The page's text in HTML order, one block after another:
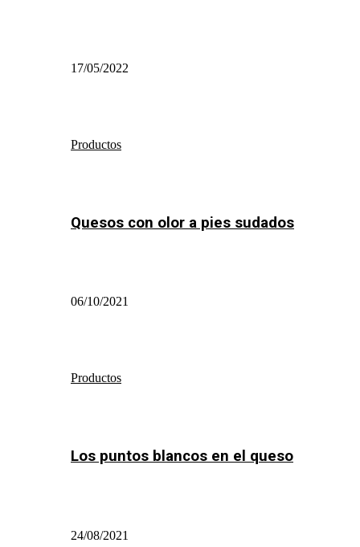
17/05/2022
Productos
Quesos con olor a pies sudados
06/10/2021
Productos
Los puntos blancos en el queso
24/08/2021